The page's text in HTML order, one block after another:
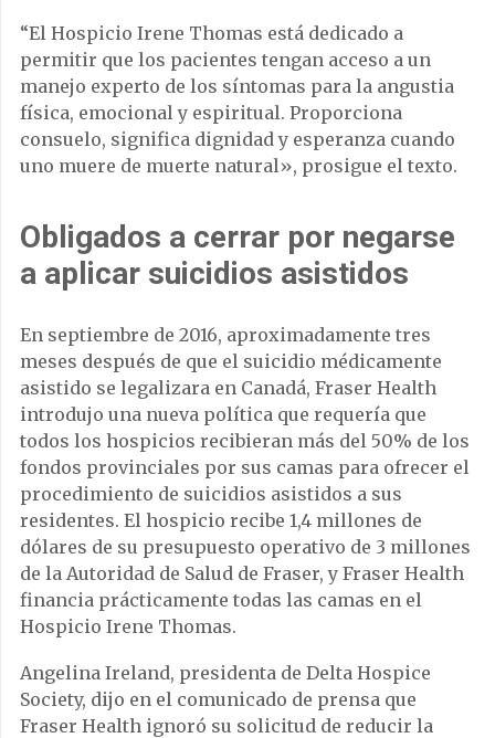
“El Hospicio Irene Thomas está dedicado a
permitir que los pacientes tengan acceso a un
manejo experto de los síntomas para la angustia
física, emocional y espiritual. Proporciona
consuelo, significa dignidad y esperanza cuando
uno muere de muerte natural», prosigue el texto.
Obligados a cerrar por negarse
a aplicar suicidios asistidos
En septiembre de 2016, aproximadamente tres
meses después de que el suicidio médicamente
asistido se legalizara en Canadá, Fraser Health
introdujo una nueva política que requería que
todos los hospicios recibieran más del 50% de los
fondos provinciales por sus camas para ofrecer el
procedimiento de suicidios asistidos a sus
residentes. El hospicio recibe 1,4 millones de
dólares de su presupuesto operativo de 3 millones
de la Autoridad de Salud de Fraser, y Fraser Health
financia prácticamente todas las camas en el
Hospicio Irene Thomas.
Angelina Ireland, presidenta de Delta Hospice
Society, dijo en el comunicado de prensa que
Fraser Health ignoró su solicitud de reducir la